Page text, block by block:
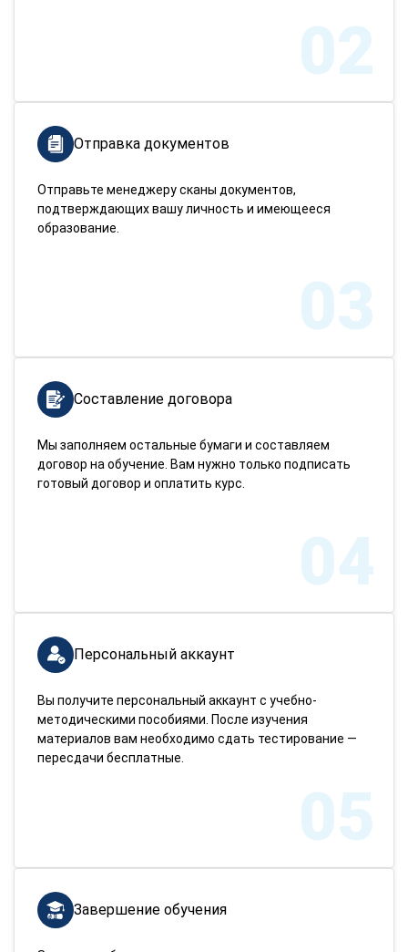
02
Отправка документов
Отправьте менеджеру сканы документов,
подтверждающих вашу личность и имеющееся
образование.
03
Составление договора
Мы заполняем остальные бумаги и составляем
договор на обучение. Вам нужно только подписать
готовый договор и оплатить курс.
04
Персональный аккаунт
Вы получите персональный аккаунт с учебно-
методическими пособиями. После изучения
материалов вам необходимо сдать тестирование —
пересдачи бесплатные.
05
Завершение обучения